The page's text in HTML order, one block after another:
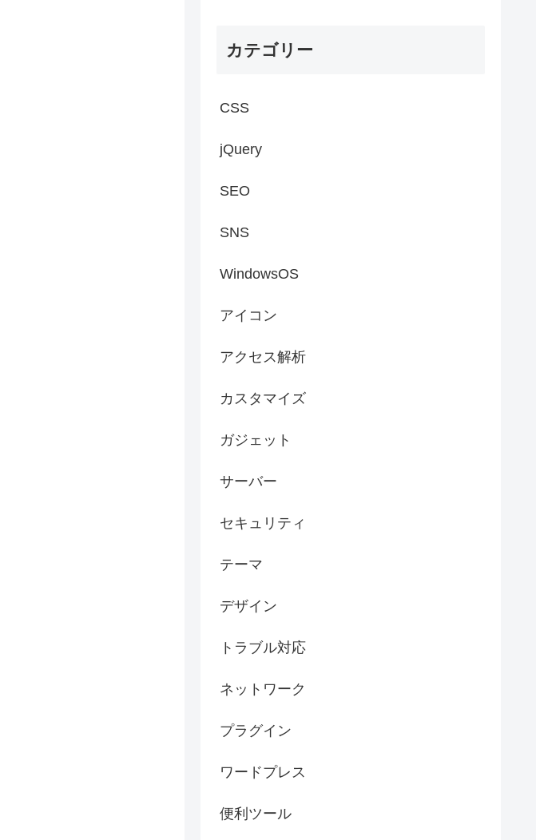
カテゴリー
CSS
jQuery
SEO
SNS
WindowsOS
アイコン
アクセス解析
カスタマイズ
ガジェット
サーバー
セキュリティ
テーマ
デザイン
トラブル対応
ネットワーク
プラグイン
ワードプレス
便利ツール